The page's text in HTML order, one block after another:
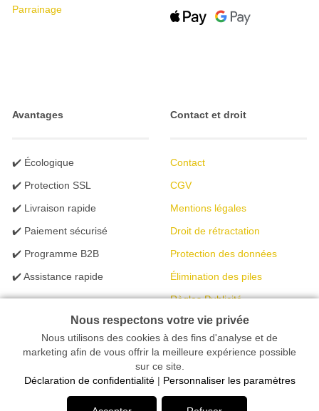
Parrainage
Avantages
✔️ Écologique
✔️ Protection SSL
✔️ Livraison rapide
✔️ Paiement sécurisé
✔️ Programme B2B
✔️ Assistance rapide
Contact et droit
Contact
CGV
Mentions légales
Droit de rétractation
Protection des données
Élimination des piles
Règles Publicité
Votre magasin en ligne spécialisé dans l'éclairage | créé avec
peleides.io
Nous respectons votre vie privée
Nous utilisons des cookies à des fins d'analyse et de
marketing afin de vous offrir la meilleure expérience possible
sur ce site.
Déclaration de confidentialité| Personnaliser les paramètres